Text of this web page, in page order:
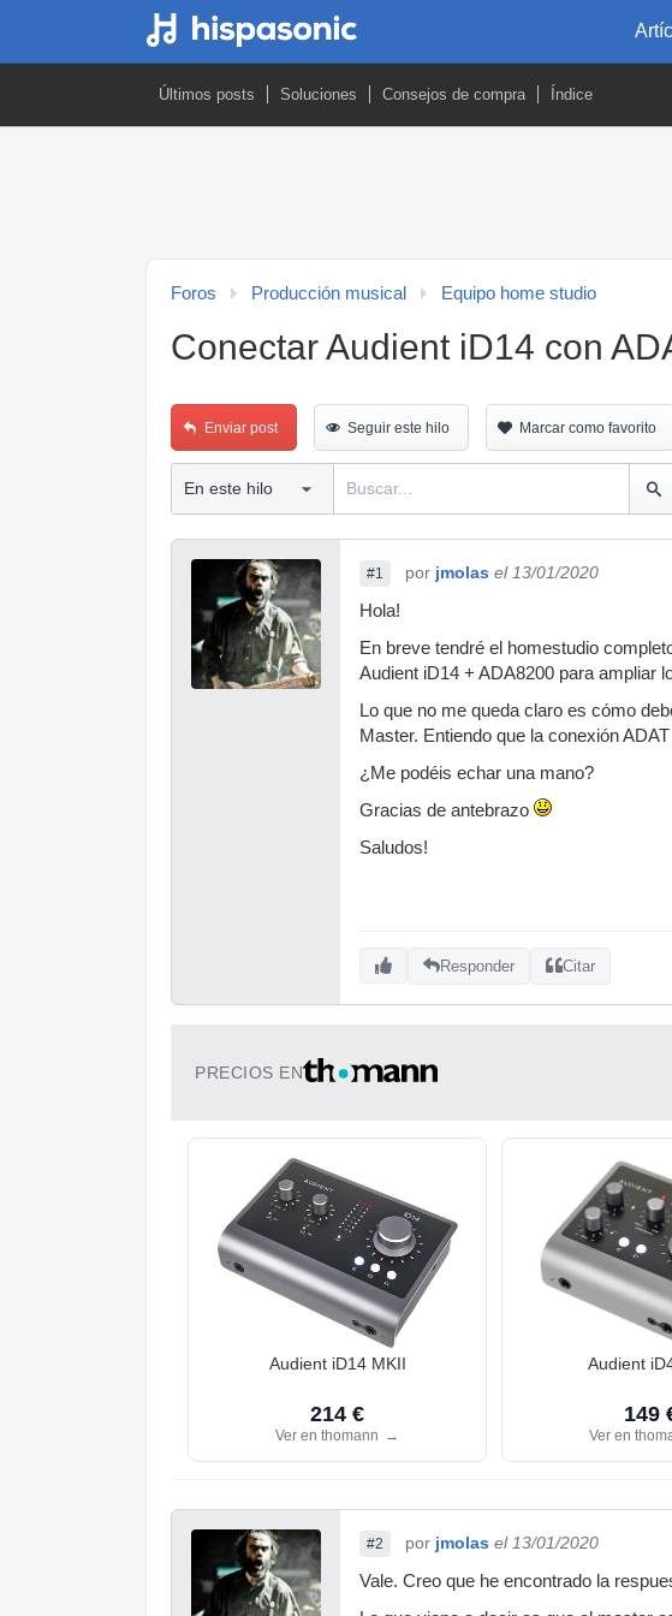
Últimos posts Soluciones Consejos de compra Índice
Foros Producción musical Equipo home studio
Conectar Audient iD14 con
Enviar post Seguir este hilo Marcar como favorito
#1 por jmolas el 13/01/2020
Hola!
En breve tendré el homestudio
Audient iD14 + ADA8200 para ampliar
Lo que no me queda claro es cómo
Master. Entiendo que la conexión
¿Me podéis echar una mano?
Gracias de antebrazo
Saludos!
Responder Citar
PRECIOS EN
Audient iD14 MKII
214 €
Ver en thomann →
Audient
149
Ver en
#2 por jmolas el 13/01/2020
Vale. Creo que he encontrado la